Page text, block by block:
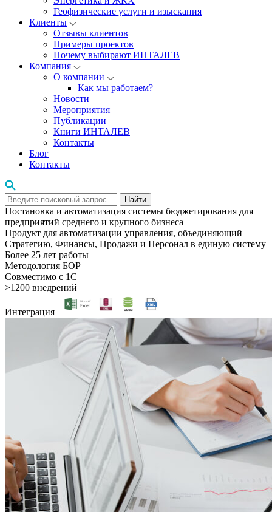
Геофизические услуги и изыскания
Клиенты
Отзывы клиентов
Примеры проектов
Почему выбирают ИНТАЛЕВ
Компания
О компании
Как мы работаем?
Новости
Мероприятия
Публикации
Книги ИНТАЛЕВ
Контакты
Блог
Контакты
Найти
Постановка и автоматизация системы бюджетирования для
предприятий среднего и крупного бизнеса
Продукт для автоматизации управления, объединяющий
Стратегию, Финансы, Продажи и Персонал в единую систему
Более 25 лет работы
Методология БОР
Совместимо с 1С
>1200 внедрений
Интеграция